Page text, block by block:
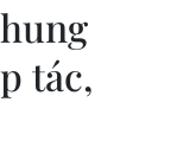
tác,